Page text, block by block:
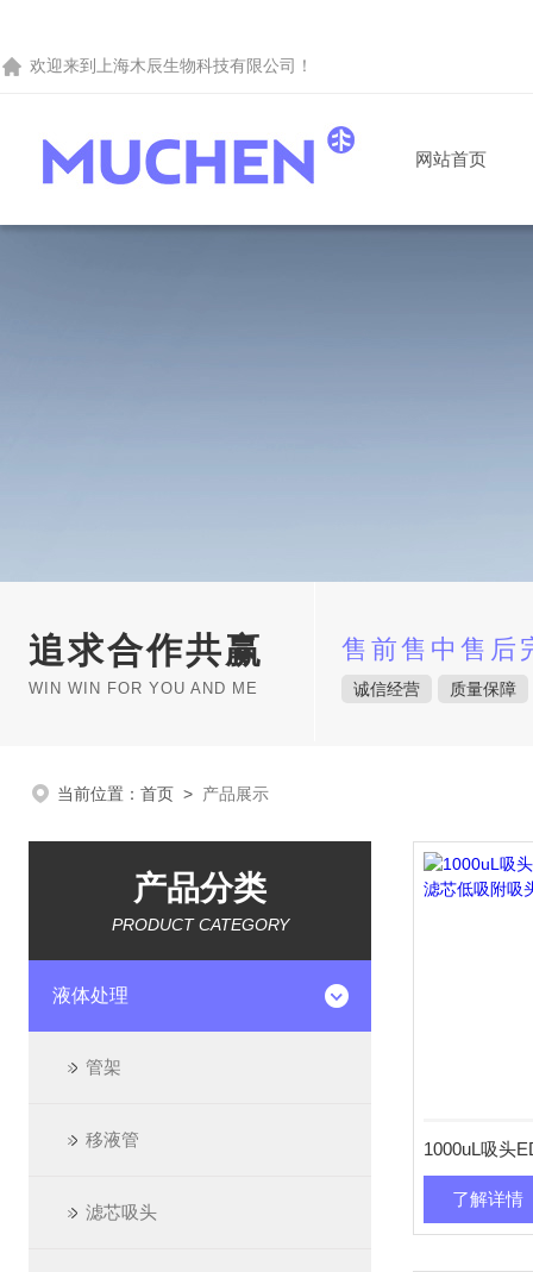
欢迎来到 上海木辰生物科技有限公司 ！
网站首页
追求合作共赢
WIN WIN FOR YOU AND ME
售前售中售后
诚信经营 质量保障
当前位置： 首页 > 产品展示
产品分类
PRODUCT CATEGORY
液体处理
管架
移液管
滤芯吸头
了解详情